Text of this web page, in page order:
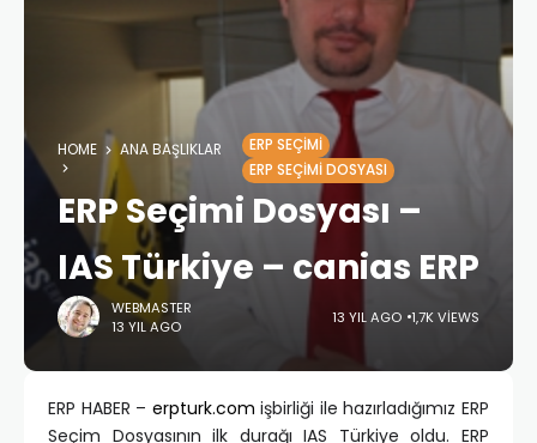
HOME ANA BAŞLIKLAR
ERP SEÇIMI
ERP SEÇIMI DOSYASI
ERP Seçimi Dosyası –
IAS Türkiye – canias ERP
WEBMASTER
13 YIL AGO
13 YIL AGO 1,7K VIEWS
ERP HABER – erpturk.com işbirliği ile hazırladığımız ERP
Seçim Dosyasının ilk durağı IAS Türkiye oldu. ERP